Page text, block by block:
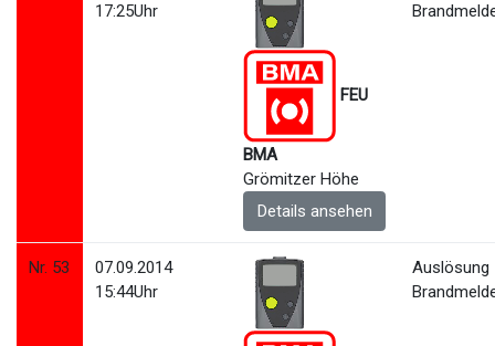
17:25Uhr
FEU
BMA
Grömitzer Höhe
Details ansehen
Nr. 53
07.09.2014
15:44Uhr
Auslösung